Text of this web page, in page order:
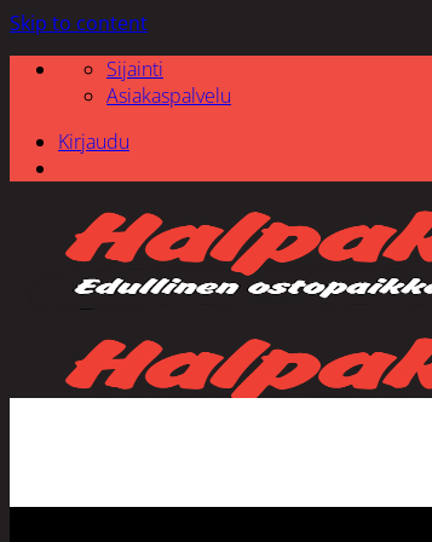
Skip to content
Sijainti
Asiakaspalvelu
Kirjaudu
Etsi: